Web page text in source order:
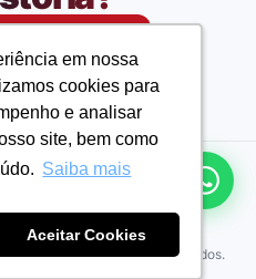
em nossa
cookies para
e analisar
site, bem como
Saiba mais
Aceitar Cookies
em nossa
cookies para
e analisar
site, bem como
Saiba mais
Aceitar Cookies
Todos os direitos reservados.